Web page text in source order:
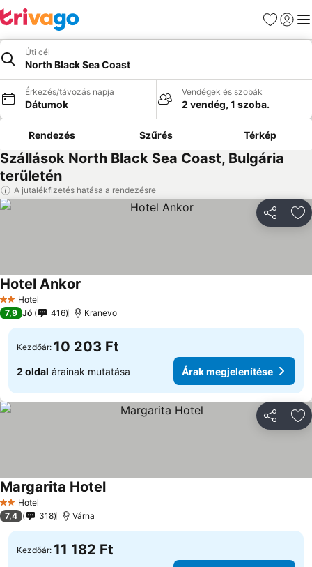
Kedvencek
Úti cél
North Black Sea Coast
Érkezés/távozás napja
Dátumok
Vendégek és szobák
2 vendég, 1 szoba.
Rendezés Szűrés Térkép
Szállások North Black Sea Coast, Bulgária
területén
A jutalékfizetés hatása a rendezésre
2 Kategória
Hotel
Hotel Ankor
7,9 Jó 416 Kranevo
Kezdőár: 10 203 Ft
2 oldal árainak mutatása Árak megjelenítése
2 Kategória
Hotel
Margarita Hotel
7,4 318 Várna
Kezdőár: 11 182 Ft